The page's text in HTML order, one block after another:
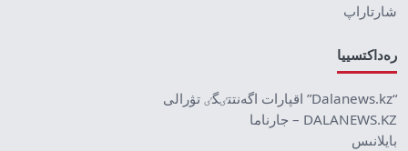
شارتاراپ
رەداكتسييا
“Dalanews.kz” اقپارات اگەنتتٸگٸ تۋرالى
DALANEWS.KZ – جارناما
بايلانىس